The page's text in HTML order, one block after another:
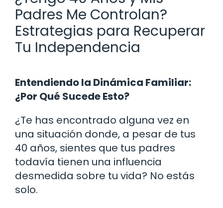
Padres Me Controlan?
Estrategias para Recuperar
Tu Independencia
Entendiendo la Dinámica Familiar:
¿Por Qué Sucede Esto?
¿Te has encontrado alguna vez en
una situación donde, a pesar de tus
40 años, sientes que tus padres
todavía tienen una influencia
desmedida sobre tu vida? No estás
solo.